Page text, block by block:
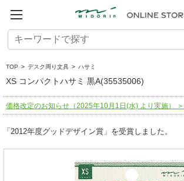
TOP > デスク周り文具 > ハサミ
XS コンパクトハサミ 黒A(35535006)
価格改定のお知らせ（2025年10月1日(水) より実施） ＞
「2012年度グッドデザイン賞」を受賞しました。